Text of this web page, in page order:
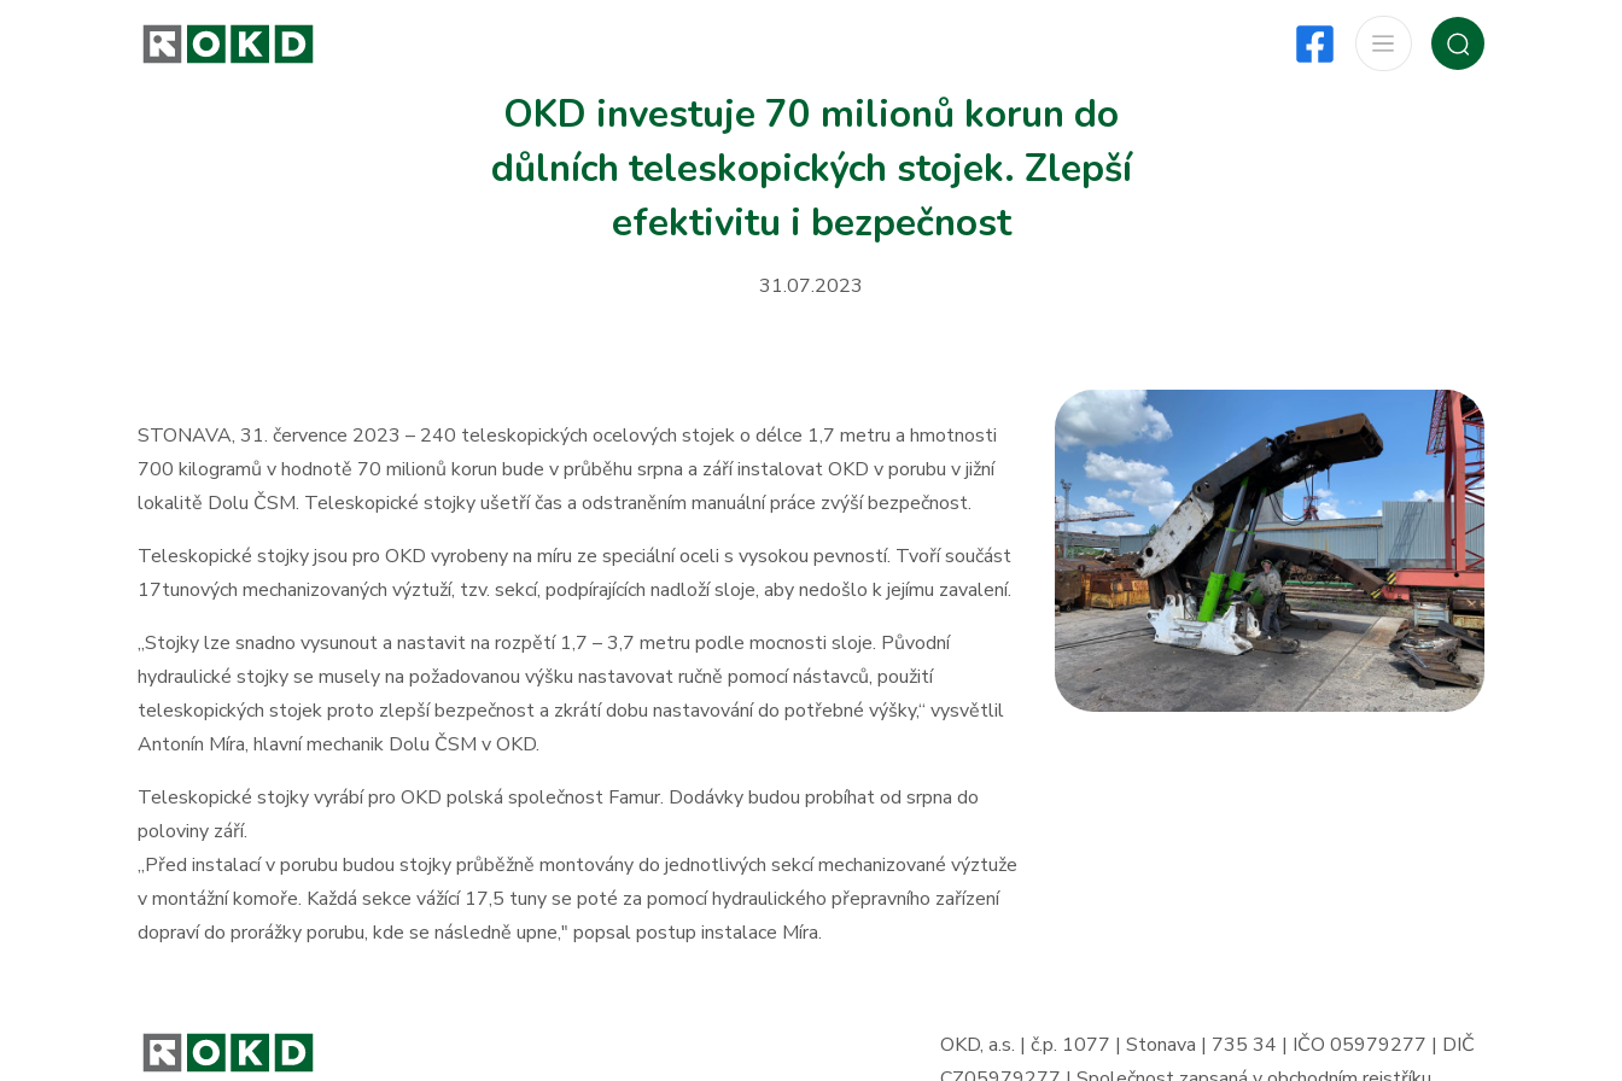
OKD investuje 70 milionů korun do
důlních teleskopických stojek. Zlepší
efektivitu i bezpečnost
31.07.2023
STONAVA, 31. července 2023 – 240 teleskopických ocelových stojek o délce 1,7 metru a hmotnosti
700 kilogramů v hodnotě 70 milionů korun bude v průběhu srpna a září instalovat OKD v porubu v jižní
lokalitě Dolu ČSM. Teleskopické stojky ušetří čas a odstraněním manuální práce zvýší bezpečnost.
Teleskopické stojky jsou pro OKD vyrobeny na míru ze speciální oceli s vysokou pevností. Tvoří součást
17tunových mechanizovaných výztuží, tzv. sekcí, podpírajících nadloží sloje, aby nedošlo k jejímu zavalení.
„Stojky lze snadno vysunout a nastavit na rozpětí 1,7 – 3,7 metru podle mocnosti sloje. Původní
hydraulické stojky se musely na požadovanou výšku nastavovat ručně pomocí nástavců, použití
teleskopických stojek proto zlepší bezpečnost a zkrátí dobu nastavování do potřebné výšky,“ vysvětlil
Antonín Míra, hlavní mechanik Dolu ČSM v OKD.
Teleskopické stojky vyrábí pro OKD polská společnost Famur. Dodávky budou probíhat od srpna do
poloviny září.
„Před instalací v porubu budou stojky průběžně montovány do jednotlivých sekcí mechanizované výztuže
v montážní komoře. Každá sekce vážící 17,5 tuny se poté za pomocí hydraulického přepravního zařízení
dopraví do prorážky porubu, kde se následně upne," popsal postup instalace Míra.
OKD, a.s. | č.p. 1077 | Stonava | 735 34 | IČO 05979277 | DIČ